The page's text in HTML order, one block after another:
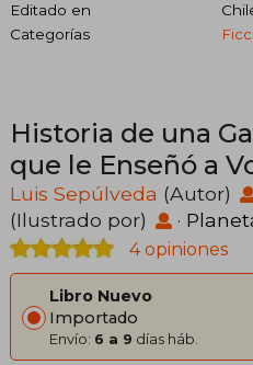
Editado en
Categorías
Historia de una
que le Enseñó a
Luis Sepúlveda (Autor)
(Ilustrado por)
·
4 opiniones
Libro Nuevo
Importado
Envío: 6 a 9 días háb.